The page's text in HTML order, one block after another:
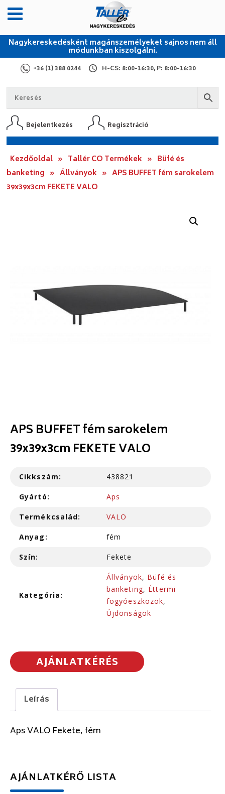
Nagykereskedésként magánszemélyeket sajnos nem áll
módunkban kiszolgálni.
+36 (1) 388 0244 H-CS: 8:00-16:30, P: 8:00-16:30
Bejelentkezés Regisztráció
Kezdőoldal » Tallér CO Termékek » Büfé és
banketing » Állványok » APS BUFFET fém sarokelem
39x39x3cm FEKETE VALO
APS BUFFET fém sarokelem
39x39x3cm FEKETE VALO
Cikkszám: 438821
Gyártó: Aps
Termékcsalád: VALO
Anyag: fém
Szín: Fekete
Kategória:
Állványok, Büfé és
banketing, Éttermi
fogyóeszközök,
Újdonságok
AJÁNLATKÉRÉS
Leírás
Aps VALO Fekete, fém
AJÁNLATKÉRŐ LISTA